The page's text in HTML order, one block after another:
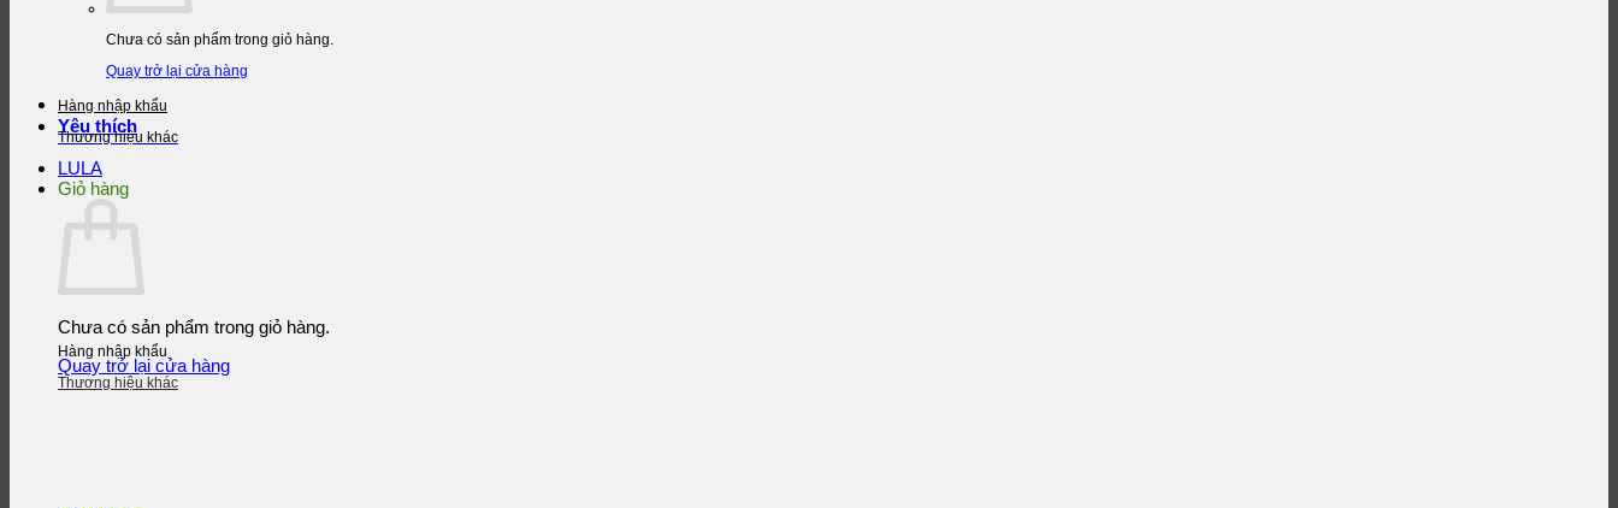
Chưa có sản phẩm trong giỏ hàng.
Quay trở lại cửa hàng
Yêu thích
LULA
Giỏ hàng
Chưa có sản phẩm trong giỏ hàng.
Quay trở lại cửa hàng
Hàng nhập khẩu
Thương hiệu khác
Hàng nhập khẩu
Thương hiệu khác